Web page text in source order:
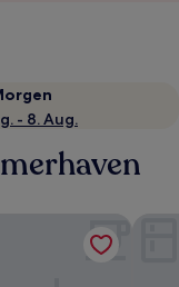
- 8. Aug.